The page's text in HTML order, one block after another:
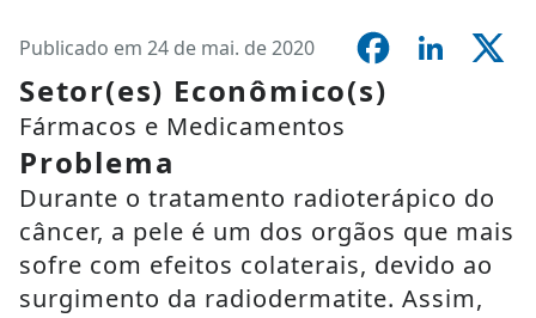
Publicado em 24 de mai. de 2020
Setor(es) Econômico(s)
Fármacos e Medicamentos
Problema
Durante o tratamento radioterápico do
câncer, a pele é um dos orgãos que mais
sofre com efeitos colaterais, devido ao
surgimento da radiodermatite. Assim,